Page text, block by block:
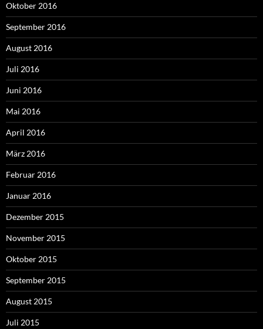
Oktober 2016
September 2016
August 2016
Juli 2016
Juni 2016
Mai 2016
April 2016
März 2016
Februar 2016
Januar 2016
Dezember 2015
November 2015
Oktober 2015
September 2015
August 2015
Juli 2015